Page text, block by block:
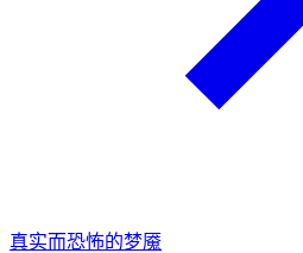
真实而恐怖的梦魇